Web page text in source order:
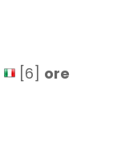
[6] ore